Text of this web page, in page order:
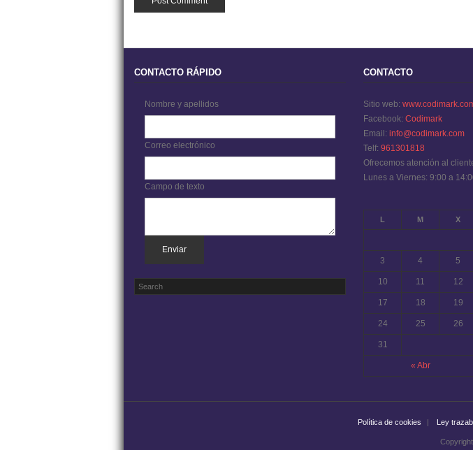
CONTACTO RÁPIDO
Nombre y apellidos
Correo electrónico
Campo de texto
Enviar
CONTACTO
Sitio web:
Facebook:Codimark
Email:info@codimark.com
Telf:961301818
Ofrecemos atención al
Lunes a Viernes: 9:00 a
L M X
« Abr
3 4 5
10 11 12
17 18 19
24 25 26
31
Política de cookies Ley